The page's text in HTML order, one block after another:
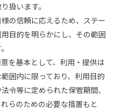
扱います。
の信頼に応えるため、ステー
目的を明らかにし、その範囲
を基本として、利用・提供は
囲内に限っており、利用目的
令等に定められた保管期間、
らのための必要な措置もと